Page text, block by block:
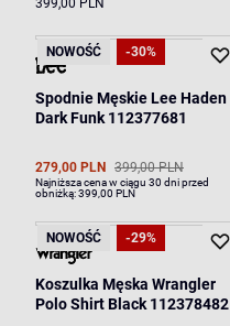
399,00 PLN
NOWOŚĆ -30%
Spodnie Męskie Lee Haden
Dark Funk 112377681
279,00 PLN 399,00 PLN
Najniższa cena w ciągu 30 dni przed
obniżką:399,00 PLN
NOWOŚĆ -29%
Koszulka Męska Wrangler
Polo Shirt Black 112378482